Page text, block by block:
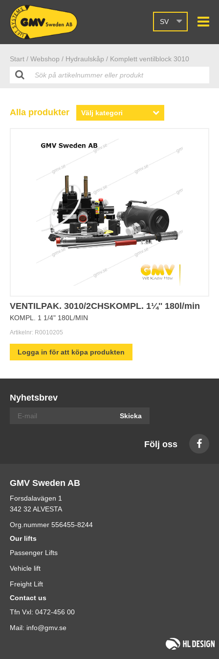
SV
Start / Webshop / Hydraulskåp / Komplett ventilblock 3010
Alla produkter
VENTILPAK. 3010/2CHSKOMPL. 1¼'' 180l/min
KOMPL. 1 1/4" 180L/MIN
Artikelnr: R0010205
Logga in för att köpa produkten
Nyhetsbrev
Skicka
Följ oss
GMV Sweden AB
Forsdalavägen 1
342 32 ALVESTA
Org.nummer 556455-8244
Our lifts
Passenger Lifts
Vehicle lift
Freight Lift
Contact us
Tfn Vxl: 0472-456 00
Mail: info@gmv.se